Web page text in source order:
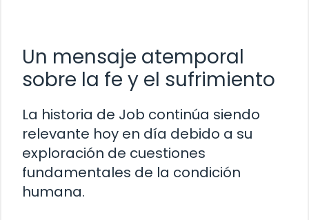
Un mensaje atemporal
sobre la fe y el sufrimiento
La historia de Job continúa siendo
relevante hoy en día debido a su
exploración de cuestiones
fundamentales de la condición
humana.